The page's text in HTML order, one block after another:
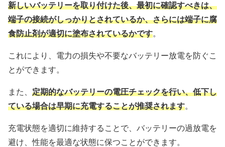
新しいバッテリーを取り付けた後、最初に確認すべきは、
端子の接続がしっかりとされているか、さらには端子に腐
食防止剤が適切に塗布されているかです。
これにより、電力の損失や不要なバッテリー放電を防ぐこ
とができます。
また、 定期的なバッテリーの電圧チェックを行い、低下し
ている場合は早期に充電することが推奨されます。
充電状態を適切に維持することで、バッテリーの過放電を
避け、性能を最適な状態に保つことができます。